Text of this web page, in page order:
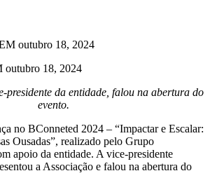
outubro 18, 2024
18, 2024
presidente da entidade, falou na abertura do
evento.
no BConneted 2024 – “Impactar e Escalar:
Ousadas”, realizado pelo Grupo
apoio da entidade. A vice-presidente
a Associação e falou na abertura do